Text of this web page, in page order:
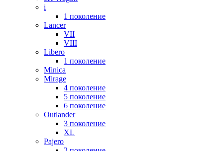
i
1 поколение
Lancer
VII
VIII
Libero
1 поколение
Minica
Mirage
4 поколение
5 поколение
6 поколение
Outlander
3 поколение
XL
Pajero